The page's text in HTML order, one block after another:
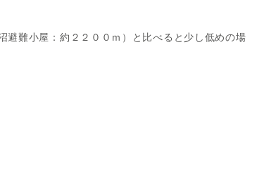
難小屋：約２２００ｍ）と比べると少し低めの場